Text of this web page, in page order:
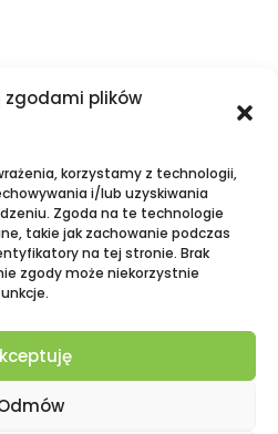
zgodami plików
korzystamy z technologii,
i/lub uzyskiwania
Zgoda na te technologie
takie jak zachowanie podczas
na tej stronie. Brak
zgody może niekorzystnie